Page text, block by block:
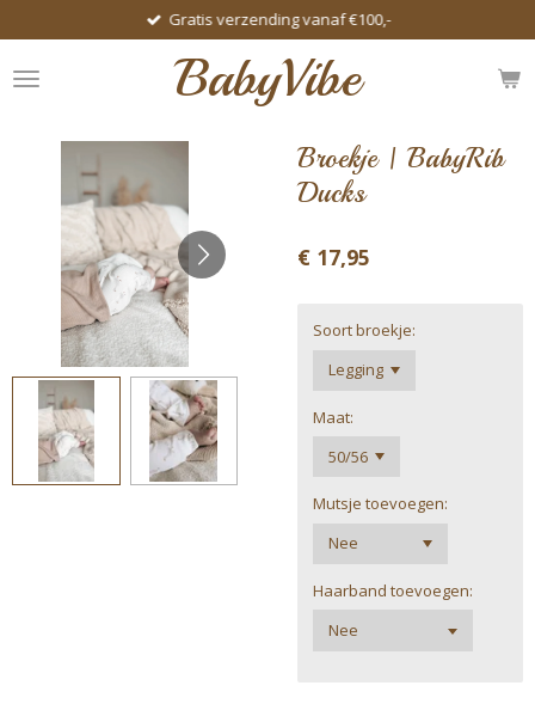
direct
naar
de
BabyVibe
Gratis verzending vanaf €100,-
Broekje | BabyRib
Ducks
€ 17,95
Soort broekje:
Maat:
Mutsje toevoegen:
Haarband toevoegen: